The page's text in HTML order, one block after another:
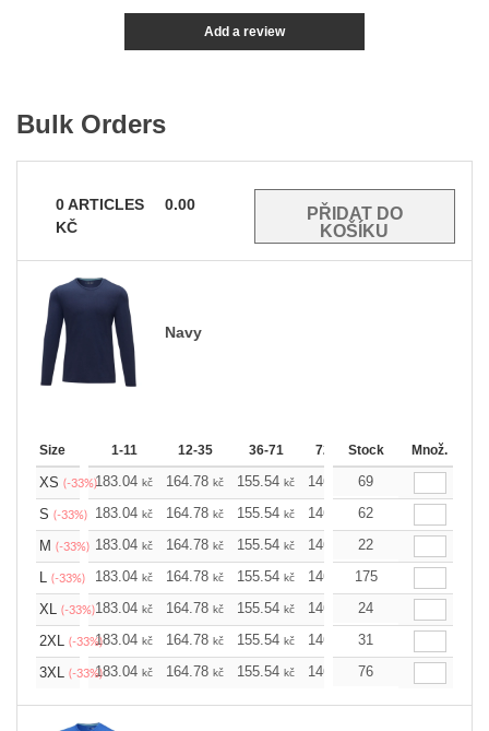
Add a review
Bulk Orders
0ARTICLES
0.00
KČ
Navy
Size 1-11 12-35 36-71 72-143 144-287
Stock Množ.
XS (-33%)183.04 kč 164.78 kč 155.54 kč 146.52 kč
69
S (-33%) 183.04 kč 164.78 kč 155.54 kč 146.52 kč
62
M (-33%) 183.04 kč 164.78 kč 155.54 kč 146.52 kč
22
L (-33%) 183.04 kč 164.78 kč 155.54 kč 146.52 kč
175
XL (-33%)183.04 kč 164.78 kč 155.54 kč 146.52 kč
24
2XL (-33%)183.04 kč 164.78 kč 155.54 kč 146.52 kč
31
3XL (-33%)183.04 kč 164.78 kč 155.54 kč 146.52 kč
76